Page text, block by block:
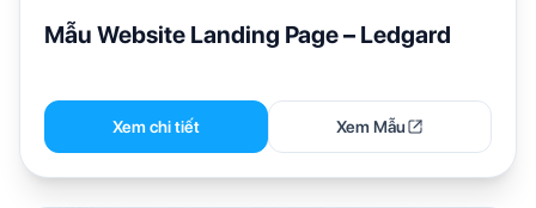
Mẫu Website Landing Page – Ledgard
Xem chi tiết Xem Mẫu